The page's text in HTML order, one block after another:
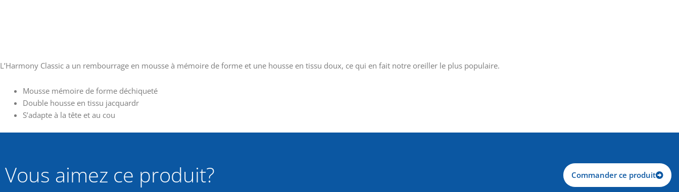
L’Harmony Classic a un rembourrage en mousse à mémoire de forme et une housse en tissu doux, ce qui en fait notre oreiller le plus populaire.
Mousse mémoire de forme déchiqueté
Double housse en tissu jacquardr
S’adapte à la tête et au cou
Vous aimez ce produit? Commander ce produit